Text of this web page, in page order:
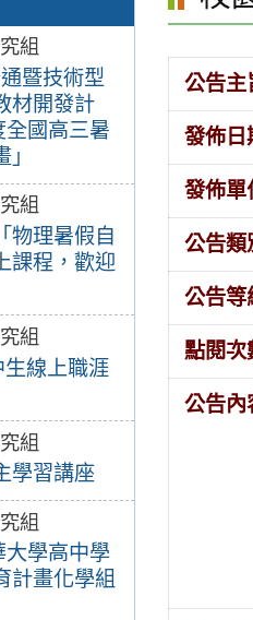
組
暨技術型
材開發計
國高三暑
組
物理暑假自
課程，歡迎
組
生線上職涯
組
學習講座
組
學高中學
計畫化學組
公告主
發佈日
發佈單
公告類
公告等
點閱次
公告內